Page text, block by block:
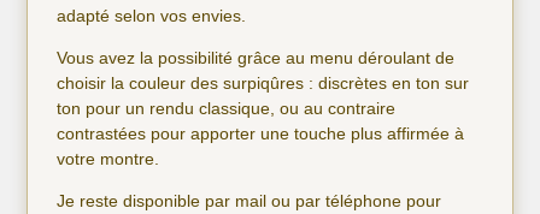
adapté selon vos envies.
Vous avez la possibilité grâce au menu déroulant de
choisir la couleur des surpiqûres : discrètes en ton sur
ton pour un rendu classique, ou au contraire
contrastées pour apporter une touche plus affirmée à
votre montre.
Je reste disponible par mail ou par téléphone pour